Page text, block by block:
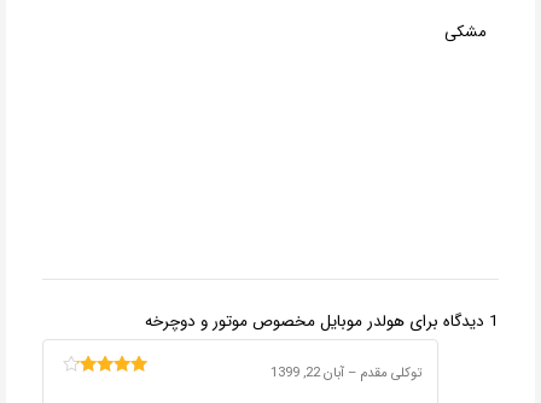
مشکی
1 دیدگاه برای هولدر موبایل مخصوص موتور و دوچرخه
توکلی مقدم– آبان 22, 1399